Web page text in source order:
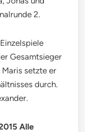
2.
Gesamtsieger
setzte er
durch.
Alle